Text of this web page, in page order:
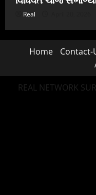
Real
Home Contact-
REAL NETWORK